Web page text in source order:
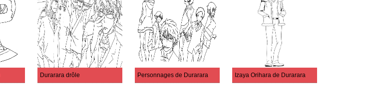
Durarara drôle Personnages de Durarara Izaya Orihara de Durarara